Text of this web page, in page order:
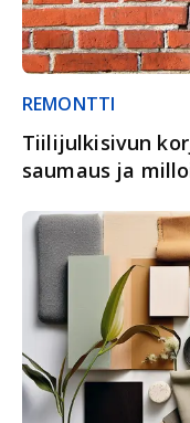
REMONTTI
Tiilijulkisivun
saumaus ja